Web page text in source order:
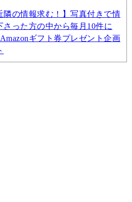
隣の情報求む！】写真付きで情
さった方の中から毎月10件に
ギフト券プレゼント企画